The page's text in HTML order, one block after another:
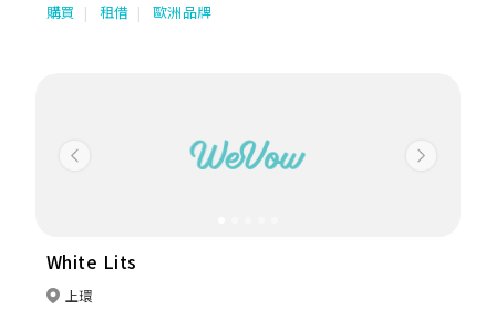
購買 租借 歐洲品牌
Previous Next
White Lits
上環